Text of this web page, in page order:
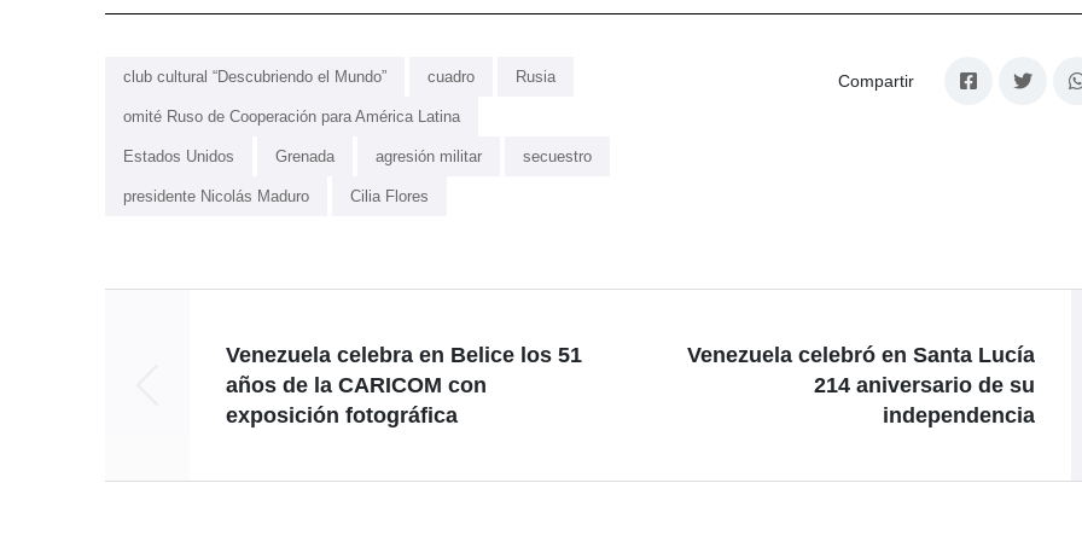
club cultural “Descubriendo el Mundo” cuadro Rusia
omité Ruso de Cooperación para América Latina
Estados Unidos Grenada agresión militar secuestro
presidente Nicolás Maduro Cilia Flores
Compartir
Venezuela celebra en Belice los 51
años de la CARICOM con
exposición fotográfica
Venezuela celebró en Santa Lucía
214 aniversario de su
independencia